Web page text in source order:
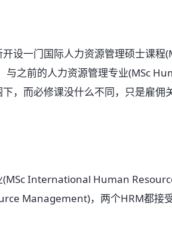
设一门国际人力资源管理硕士课
之前的人力资源管理专业(MSc
，而必修课没什么不同，只是雇佣
International Human
Management)，两个HRM都接